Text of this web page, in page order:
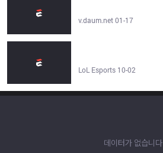
v.daum.net 01-17
LoL Esports 10-02
데이터가 없습니다